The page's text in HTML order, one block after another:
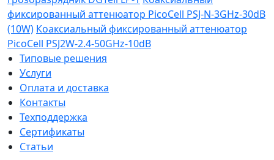
фиксированный аттенюатор PicoCell PSJ-N-3GHz-30dB
(10W) Коаксиальный фиксированный аттенюатор
PicoCell PSJ2W-2.4-50GHz-10dB
Типовые решения
Услуги
Оплата и доставка
Контакты
Техподдержка
Сертификаты
Статьи